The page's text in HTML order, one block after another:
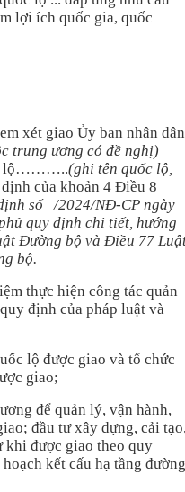
lợi ích quốc gia, quốc
xét giao Ủy ban nhân dân
trung ương có đề nghị)
lộ………..(ghi tên quốc lộ,
của khoản 4 Điều 8
số /2024/NĐ-CP ngày
quy định chi tiết, hướng
Đường bộ và Điều 77
bộ.
thực hiện công tác quản
định của pháp luật và
lộ được giao và tổ chức
giao;
để quản lý, vận hành,
đầu tư xây dựng, cải
khi được giao theo quy
kết cấu hạ tầng đường